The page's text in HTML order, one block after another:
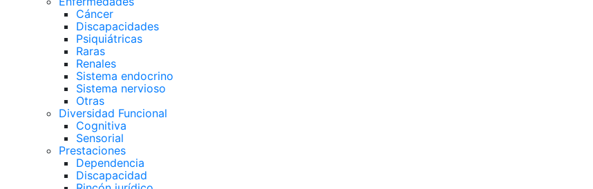
Cáncer
Discapacidades
Psiquiátricas
Raras
Renales
Sistema endocrino
Sistema nervioso
Otras
Diversidad Funcional
Cognitiva
Sensorial
Prestaciones
Dependencia
Discapacidad